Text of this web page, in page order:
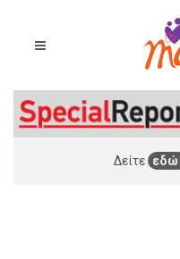
Δείτε εδώ